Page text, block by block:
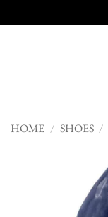
to
HOME / SHOES /